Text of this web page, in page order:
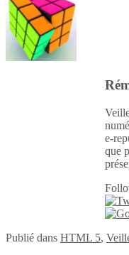
e-
que
Publié dans HTML 5,